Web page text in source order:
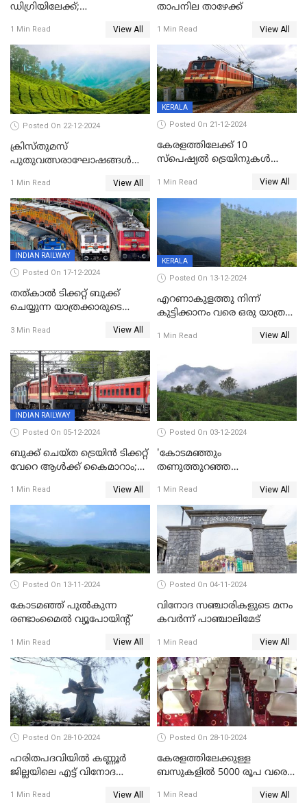
ഡിഗ്രിയിലേക്ക്;
എണ്ണം വര്‍ധിച്ചു
1 Min Read View All
താപനില താഴേക്ക്
1 Min Read View All
Posted On 22-12-2024
ക്രിസ്തുമസ്
പുതുവത്സരാഘോഷങ്ങൾ
വരവേൽക്കാനൊരുങ്ങി
മൂന്നാർ
1 Min Read View All
KERALA
Posted On 21-12-2024
കേരളത്തിലേക്ക് 10
സ്‌പെഷ്യല്‍ ട്രെയിനുകള്‍
തീര്‍ഥാടകര്‍ക്കായി 416
സ്‌പെഷ്യല്‍ ട്രിപ്പുകള്‍
1 Min Read View All
INDIAN RAILWAY
Posted On 17-12-2024
തത്കാൽ ടിക്കറ്റ് ബുക്ക്
ചെയ്യുന്ന യാത്രക്കാരുടെ
3 Min Read View All
KERALA
Posted On 13-12-2024
എറണാകുളത്തു നിന്ന്
കുട്ടിക്കാനം വരെ ഒരു യാത്ര
1 Min Read View All
INDIAN RAILWAY
Posted On 05-12-2024
ബുക്ക് ചെയ്ത ട്രെയിൻ ടിക്കറ്റ്
വേറെ ആൾക്ക് കൈമാറാം;
റെയിൽവെ
1 Min Read View All
Posted On 03-12-2024
'കോടമഞ്ഞും
തണുത്തുറഞ്ഞ
മാടിവിളിച്ച് ഊട്ടി
1 Min Read View All
Posted On 13-11-2024
കോടമഞ്ഞ് പുല്‍കുന്ന
രണ്ടാംമൈല്‍ വ്യൂപോയിന്റ്‌
1 Min Read View All
Posted On 04-11-2024
വിനോദ സഞ്ചാരികളുടെ മനം
കവർന്ന് പാഞ്ചാലിമേട്
1 Min Read View All
Posted On 28-10-2024
ഹരിതപദവിയിൽ കണ്ണൂർ
ജില്ലയിലെ എട്ട്‌ വിനോദ
1 Min Read View All
Posted On 28-10-2024
കേരളത്തിലേക്കുള്ള
ബസുകളിൽ 5000 രൂപ വരെ
ഹെൽപ്പ് ലൈൻ നമ്പർ
1 Min Read View All